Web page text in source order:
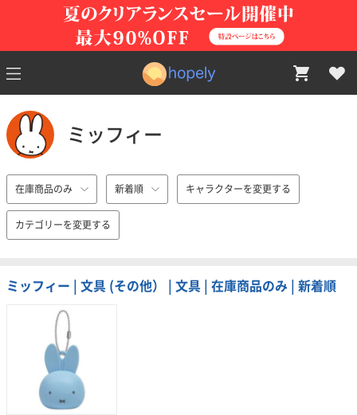
ミッフィー
在庫商品のみ 新着順 キャラクターを変更する
カテゴリーを変更する
ミッフィー | 文具 (その他） | 文具 | 在庫商品のみ | 新着順